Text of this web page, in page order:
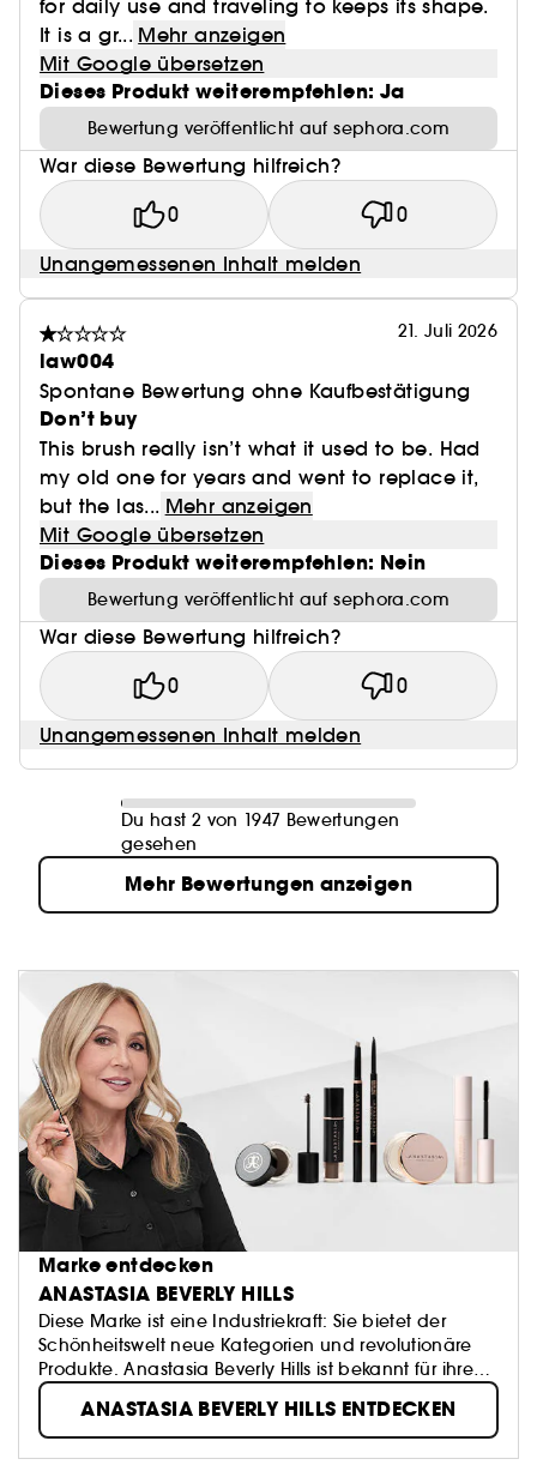
for daily use and traveling to keeps its shape.
It is a gr... Mehr anzeigen
Mit Google übersetzen
Dieses Produkt weiterempfehlen: Ja
Bewertung veröffentlicht auf sephora.com
War diese Bewertung hilfreich?
0 0
Unangemessenen Inhalt melden
21. Juli 2026
law004
Spontane Bewertung ohne Kaufbestätigung
Don’t buy
This brush really isn’t what it used to be. Had
my old one for years and went to replace it,
but the las... Mehr anzeigen
Mit Google übersetzen
Dieses Produkt weiterempfehlen: Nein
Bewertung veröffentlicht auf sephora.com
War diese Bewertung hilfreich?
0 0
Unangemessenen Inhalt melden
Du hast 2 von 1947 Bewertungen
gesehen
Mehr Bewertungen anzeigen
Marke entdecken
ANASTASIA BEVERLY HILLS
Diese Marke ist eine Industriekraft: Sie bietet der
Schönheitswelt neue Kategorien und revolutionäre
Produkte. Anastasia Beverly Hills ist bekannt für ihre
Formeln zur Definition der Augenbrauen,
Augenkonturen und Farbpaletten - alles geschaffen,
um die Gesichtszüge neu zu definieren und zu
verbessern.
ANASTASIA BEVERLY HILLS ENTDECKEN